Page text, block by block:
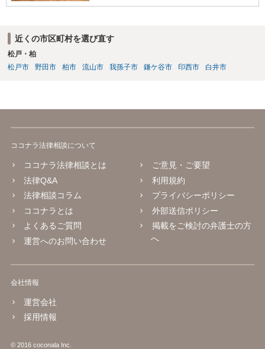
近くの市区町村を選び直す
松戸・柏
松戸市
野田市 柏市 流山市 我孫子市 鎌ケ谷市 印西市 白井市
ココナラ法律相談について
ココナラ法律相談とは
法律Q&A
法律相談コラム
ココナラとは
よくあるご質問
運営へのお問い合わせ
ご意見・ご要望
利用規約
プライバシーポリシー
外部送信ポリシー
掲載をご検討の弁護士の方
へ
会社情報
運営会社
採用情報
© 2016 coconala Inc.